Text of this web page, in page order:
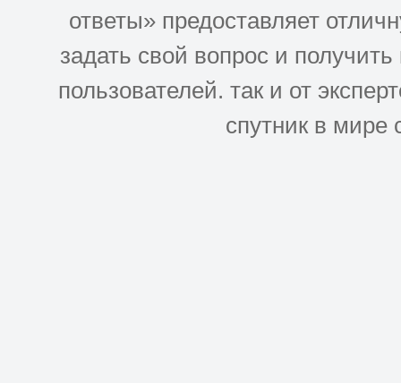
ответы» предоставляет
задать свой вопрос и
пользователей. так и от
спутник в